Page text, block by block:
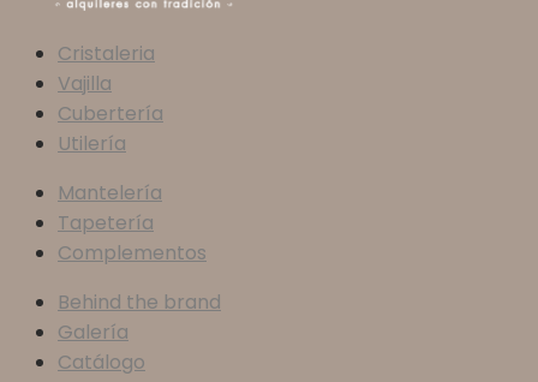
Cristaleria
Vajilla
Cubertería
Utilería
Mantelería
Tapetería
Complementos
Behind the brand
Galería
Catálogo